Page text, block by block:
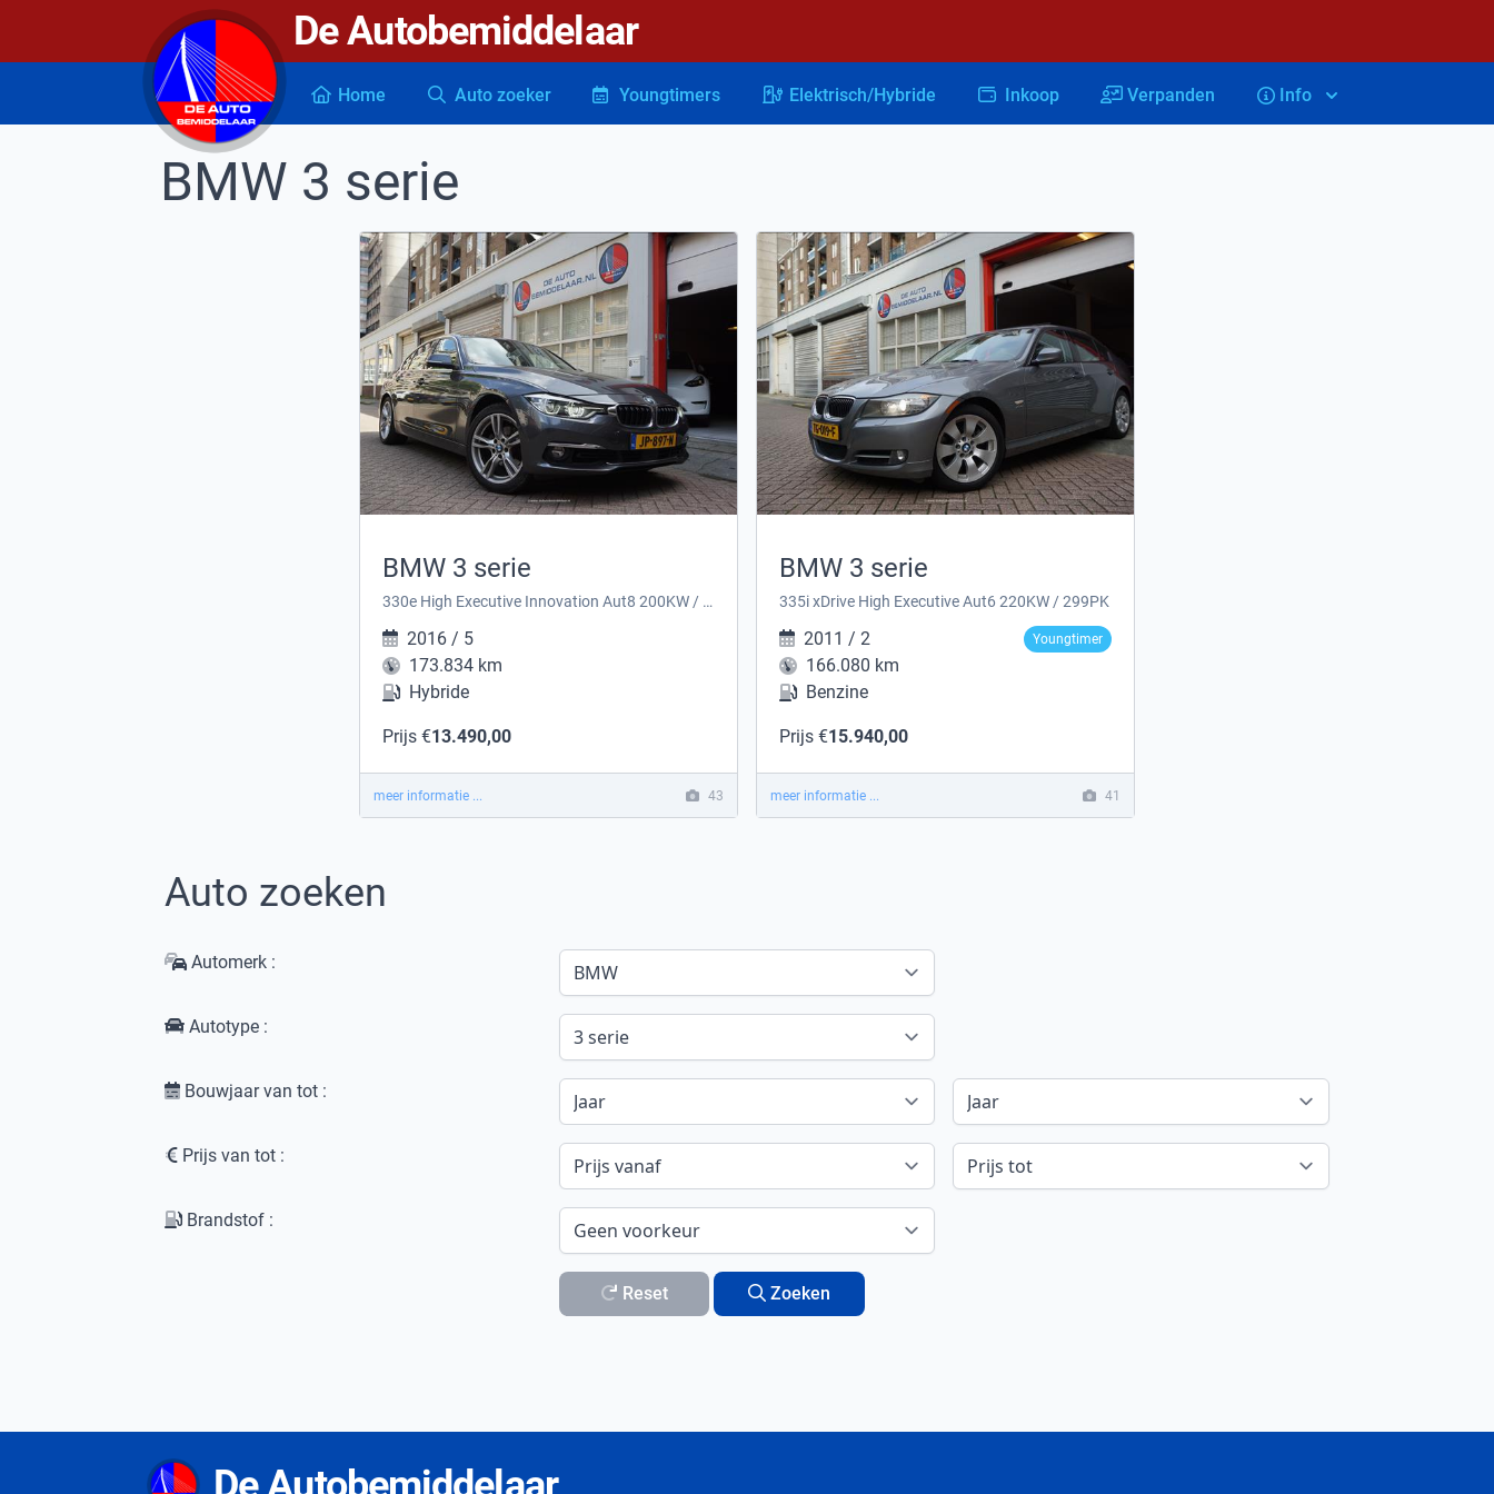
De Autobemiddelaar
Home Auto zoeker Youngtimers Elektrisch/Hybride Inkoop Verpanden Info
De autobemiddelaar
BMW 3 serie
BMW 3 serie
330e High Executive Innovation Aut8 200KW / 272PK
2016 / 5
173.834 km
Hybride
Prijs €13.490,00
meer informatie ... 43
BMW 3 serie
335i xDrive High Executive Aut6 220KW / 299PK
2011 / 2 Youngtimer
166.080 km
Benzine
Prijs €15.940,00
meer informatie ... 41
Auto zoeken
Automerk :
Autotype :
Bouwjaar van tot :
Prijs van tot :
Brandstof :
Reset Zoeken